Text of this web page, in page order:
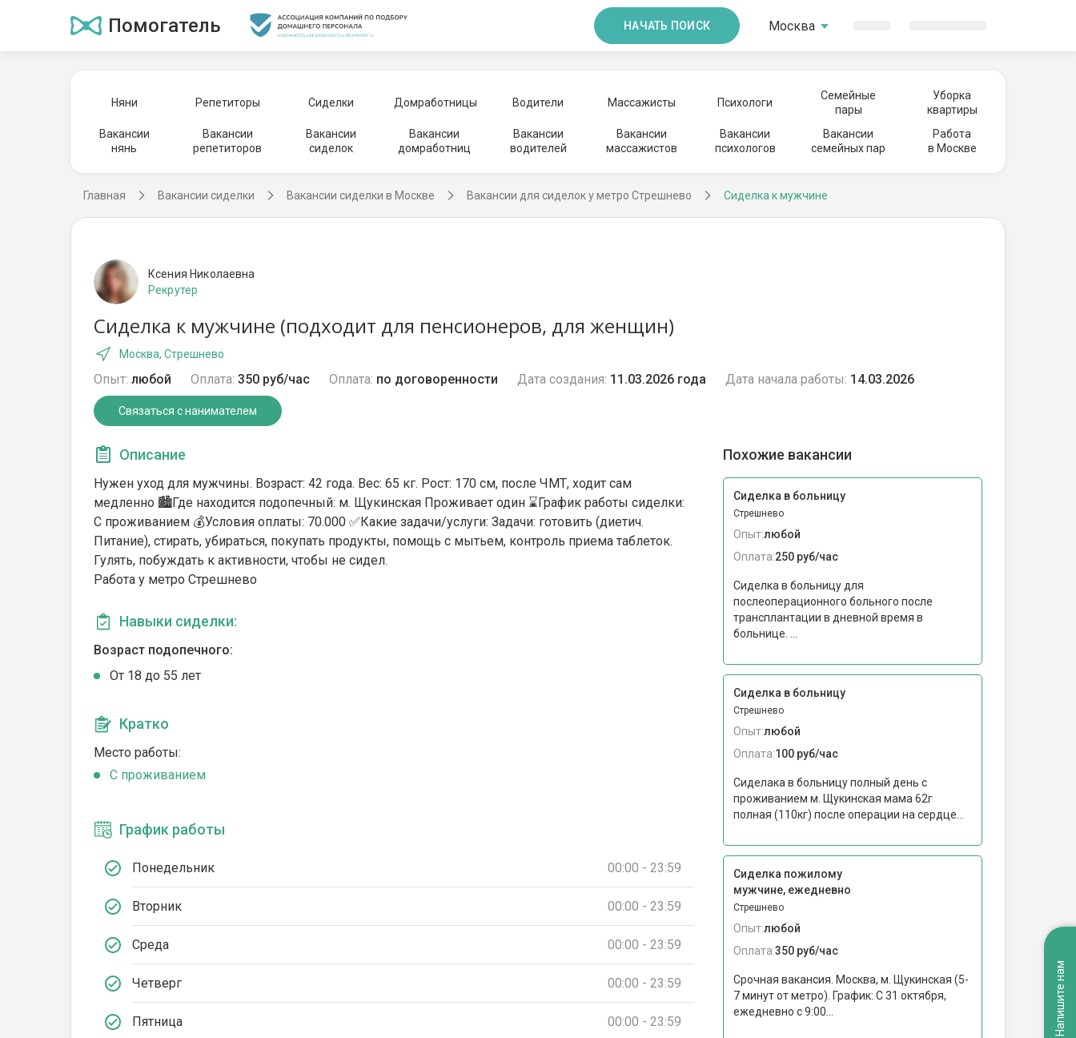
Помогатель НАЧАТЬ ПОИСК Москва
Няни Репетиторы Сиделки Домработницы Водители Массажисты Психологи
Семейные
пары
Уборка
квартиры
Вакансии
нянь
Вакансии
репетиторов
Вакансии
сиделок
Вакансии
домработниц
Вакансии
водителей
Вакансии
массажистов
Вакансии
психологов
Вакансии
семейных пар
Работа
в Москве
Главная Вакансии сиделки Вакансии сиделки в Москве Вакансии для сиделок у метро Стрешнево Сиделка к мужчине
Ксения Николаевна
Рекрутер
Сиделка к мужчине (подходит для пенсионеров, для женщин)
Москва, Стрешнево
Опыт: любой Оплата: 350 руб/час Оплата: по договоренности Дата создания: 11.03.2026 года Дата начала работы: 14.03.2026
Связаться с нанимателем
Описание
Нужен уход для мужчины. Возраст: 42 года. Вес: 65 кг. Рост: 170 см, после ЧМТ, ходит сам
медленно 🏙️Где находится подопечный: м. Щукинская Проживает один ⌛️График работы сиделки:
С проживанием 💰Условия оплаты: 70.000 ✅Какие задачи/услуги: Задачи: готовить (диетич.
Питание), стирать, убираться, покупать продукты, помощь с мытьем, контроль приема таблеток.
Гулять, побуждать к активности, чтобы не сидел.
Работа у метро Стрешнево
Навыки сиделки:
Возраст подопечного:
От 18 до 55 лет
Кратко
Место работы:
C проживанием
График работы
Понедельник 00:00 - 23:59
Вторник 00:00 - 23:59
Среда 00:00 - 23:59
Четверг 00:00 - 23:59
Пятница 00:00 - 23:59
Похожие вакансии
Сиделка в больницу
Стрешнево
Опыт:любой
Оплата:250 руб/час
Сиделка в больницу для
послеоперационного больного после
трансплантации в дневной время в
больнице. ...
Сиделка в больницу
Стрешнево
Опыт:любой
Оплата:100 руб/час
Сиделака в больницу полный день с
проживанием м. Щукинская мама 62г
полная (110кг) после операции на сердце...
Сиделка пожилому
мужчине, ежедневно
Стрешнево
Опыт:любой
Оплата:350 руб/час
Срочная вакансия. Москва, м. Щукинская (5-
7 минут от метро). График: С 31 октября,
ежедневно с 9:00...
Напишите нам